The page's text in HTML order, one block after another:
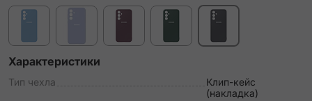
Характеристики
Тип чехла
Клип-кейс
(накладка)